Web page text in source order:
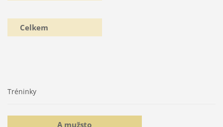
Celkem
Tréninky
A mužsto